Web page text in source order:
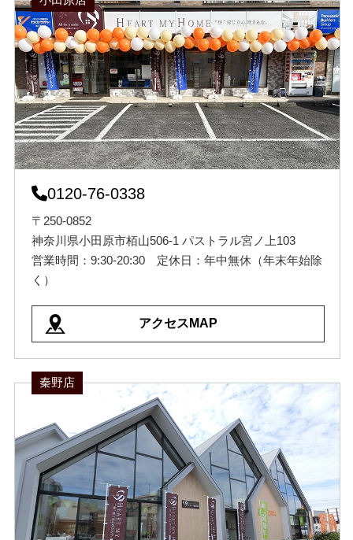
0120-76-0338
〒250-0852
神奈川県小田原市栢山506-1 パストラル宮ノ上103
営業時間：9:30-20:30 定休日：年中無休（年末年始除
く）
アクセスMAP
秦野店